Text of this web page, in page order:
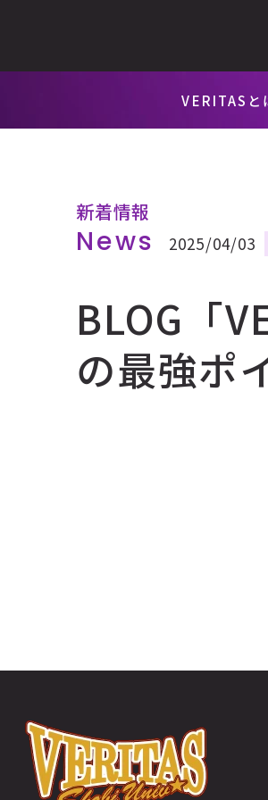
VERITASと
新着情報
News 2025/04/03
BLOG「
の最強ポ